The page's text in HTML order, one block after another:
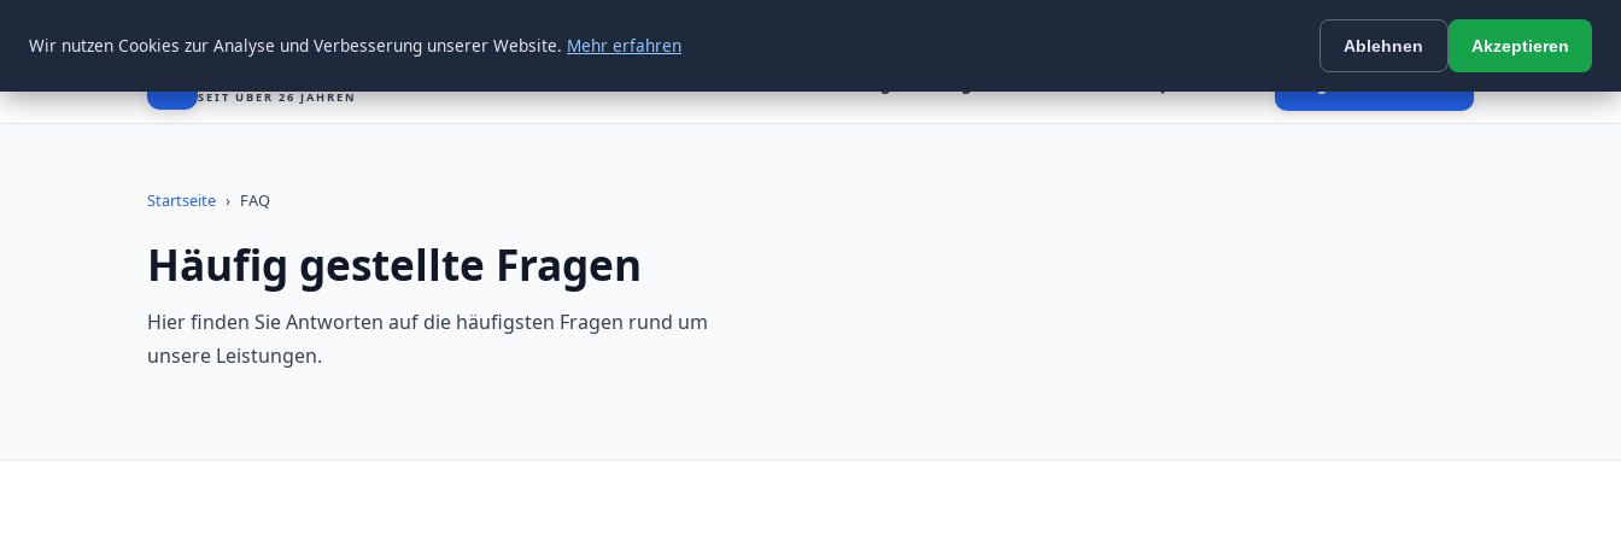
Beratung:09547 872733
SEIT ÜBER 26 JAHREN
Startseite › FAQ
Häufig gestellte Fragen
Hier finden Sie Antworten auf die häufigsten Fragen rund um
unsere Leistungen.
Wir nutzen Cookies zur Analyse und Verbesserung unserer Website. Mehr erfahren Ablehnen Akzeptieren